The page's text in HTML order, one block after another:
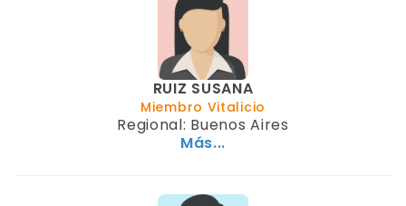
RUIZ SUSANA
Miembro Vitalicio
Regional: Buenos Aires
Más...